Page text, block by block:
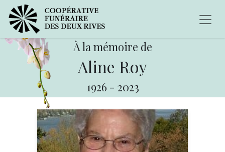
À la mémoire de
Aline Roy
1926 - 2023